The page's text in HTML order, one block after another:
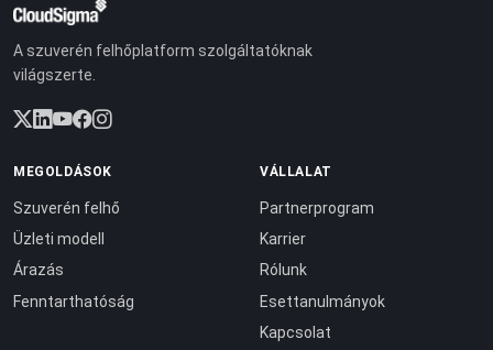
A szuverén felhőplatform szolgáltatóknak
világszerte.
MEGOLDÁSOK
Szuverén felhő
Üzleti modell
Árazás
Fenntarthatóság
VÁLLALAT
Partnerprogram
Karrier
Rólunk
Esettanulmányok
Kapcsolat